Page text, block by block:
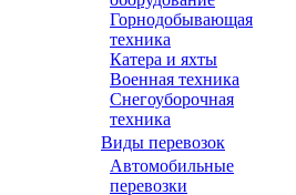
Горнодобывающая
техника
Катера и яхты
Военная техника
Снегоуборочная
техника
Виды перевозок
Автомобильные
перевозки